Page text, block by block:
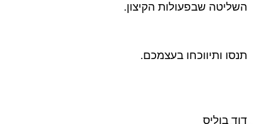
השליטה שבפעולות הקיצון.
תנסו ותיווכחו בעצמכם.
דוד בוליס